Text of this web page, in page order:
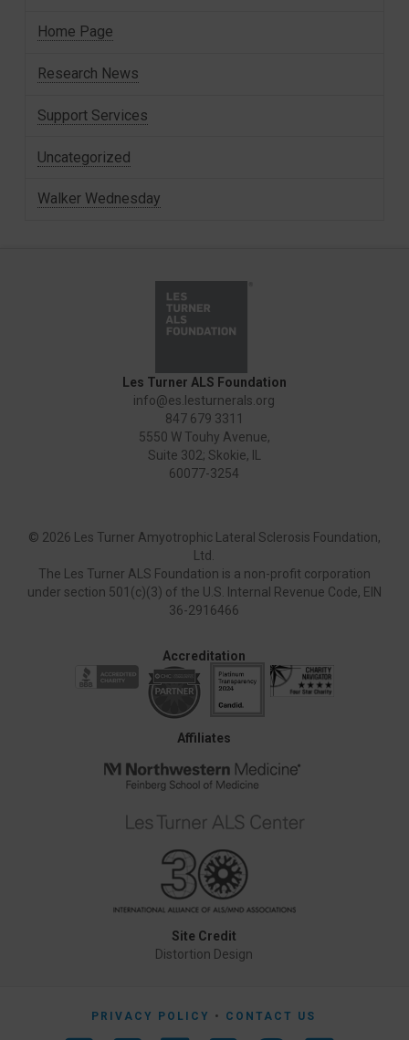
Home Page
Research News
Support Services
Uncategorized
Walker Wednesday
Les Turner ALS Foundation
info@es.lesturnerals.org
847 679 3311
5550 W Touhy Avenue,
Suite 302; Skokie, IL
60077-3254
© 2026 Les Turner Amyotrophic Lateral Sclerosis Foundation,
Ltd.
The Les Turner ALS Foundation is a non-profit corporation
under section 501(c)(3) of the U.S. Internal Revenue Code, EIN
36-2916466
Accreditation
Affiliates
Site Credit
Distortion Design
PRIVACY POLICY CONTACT US